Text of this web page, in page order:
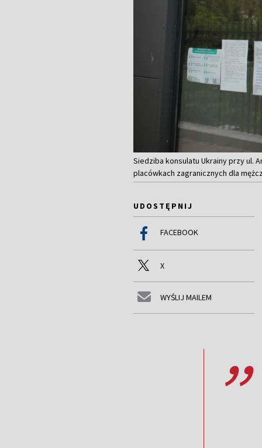
Siedziba konsulatu Ukrainy przy ul.
placówkach zagranicznych dla
UDOSTĘPNIJ
FACEBOOK
X
WYŚLIJ MAILEM
,,